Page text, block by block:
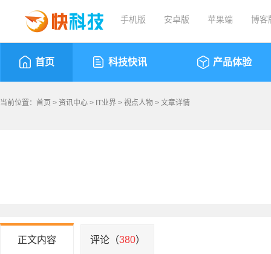
手机版 安卓版 苹果端 博客
首页 科技快讯 产品体验
当前位置： 首页 > 资讯中心 > IT业界 > 视点人物 > 文章详情
正文内容 评论（380）